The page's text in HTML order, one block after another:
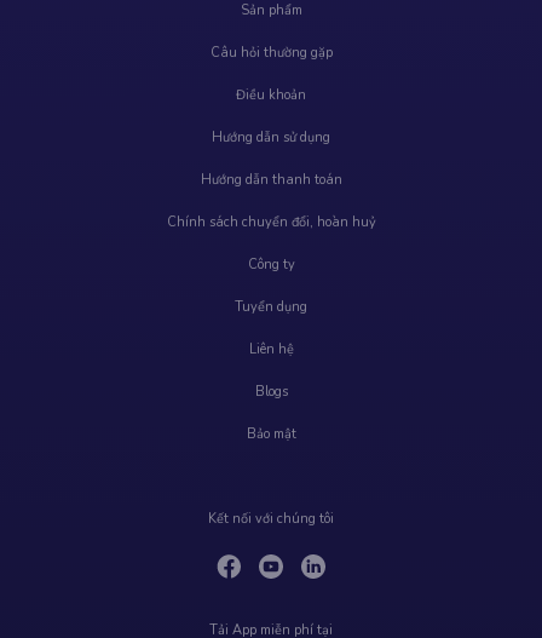
Sản phẩm
Câu hỏi thường gặp
Điều khoản
Hướng dẫn sử dụng
Hướng dẫn thanh toán
Chính sách chuyển đổi, hoàn huỷ
Công ty
Tuyển dụng
Liên hệ
Blogs
Bảo mật
Kết nối với chúng tôi
Tải App miễn phí tại